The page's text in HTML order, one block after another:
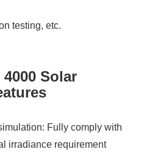
testing, etc.
4000 Solar
Fully comply with
irradiance requirement